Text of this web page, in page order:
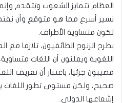
العظام تتمايز الشعوب وتتقدم
نسير أسرع مما هو متوقع وأن
تكون متساوية الأطراف.
يطرح الزنوج الطائفيون، تلازما مع
اللغوية ويعلنون أن اللغات
مصيبون جزئيا، باعتبار أن تعريف
صحيح، ولكن مستوى تطور
إشعاعها الدولي.